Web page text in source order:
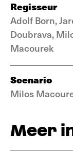
Regisseur
Adolf Born,
Doubrava,
Macourek
Scenario
Milos
Meer